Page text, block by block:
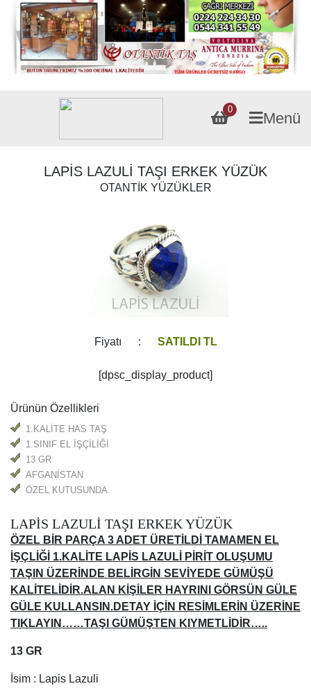
0
Menü
LAPİS LAZULİ TAŞI ERKEK YÜZÜK
OTANTİK YÜZÜKLER
Fiyatı : SATILDI TL
[dpsc_display_product]
Ürünün Özellikleri
1.KALİTE HAS TAŞ
1.SINIF EL İŞÇİLİĞİ
13 GR
AFGANİSTAN
ÖZEL KUTUSUNDA
LAPİS LAZULİ TAŞI ERKEK YÜZÜK
ÖZEL BİR PARÇA 3 ADET ÜRETİLDİ TAMAMEN EL
İŞÇLİĞİ 1.KALİTE LAPİS LAZULİ PİRİT OLUŞUMU
TAŞIN ÜZERİNDE BELİRGİN SEVİYEDE GÜMÜŞÜ
KALİTELİDİR.ALAN KİŞİLER HAYRINI GÖRSÜN GÜLE
GÜLE KULLANSIN.DETAY İÇİN RESİMLERİN ÜZERİNE
TIKLAYIN……TAŞI GÜMÜŞTEN KIYMETLİDİR…..
13 GR
İsim : Lapis Lazuli